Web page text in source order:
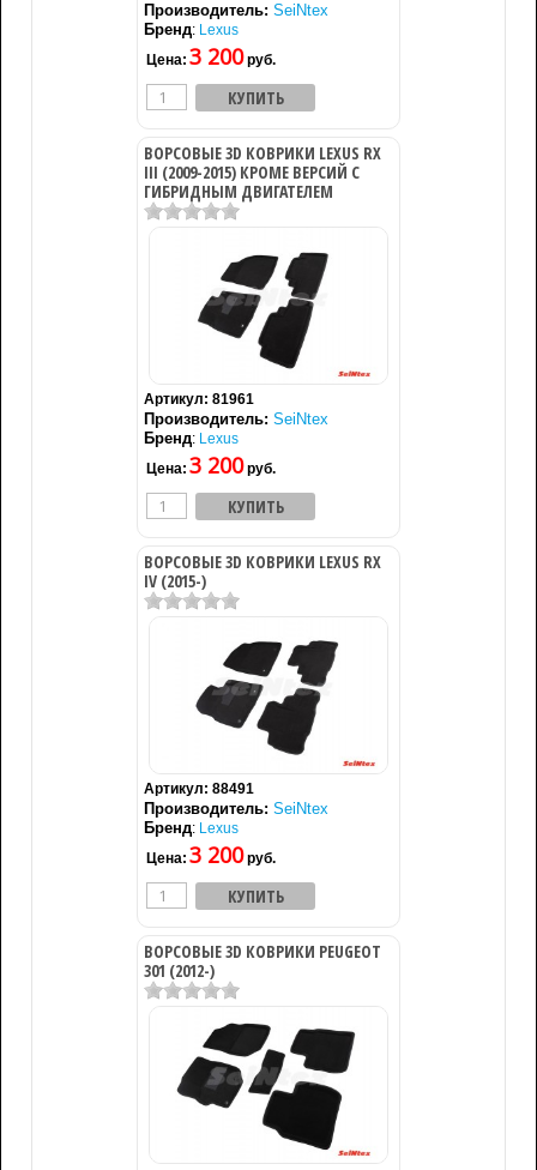
Производитель: SeiNtex
Бренд: Lexus
Цена: 3 200руб.
ВОРСОВЫЕ 3D КОВРИКИ LEXUS RX
III (2009-2015) КРОМЕ ВЕРСИЙ С
ГИБРИДНЫМ ДВИГАТЕЛЕМ
Артикул: 81961
Производитель: SeiNtex
Бренд: Lexus
Цена: 3 200руб.
ВОРСОВЫЕ 3D КОВРИКИ LEXUS RX
IV (2015-)
Артикул: 88491
Производитель: SeiNtex
Бренд: Lexus
Цена: 3 200руб.
ВОРСОВЫЕ 3D КОВРИКИ PEUGEOT
301 (2012-)